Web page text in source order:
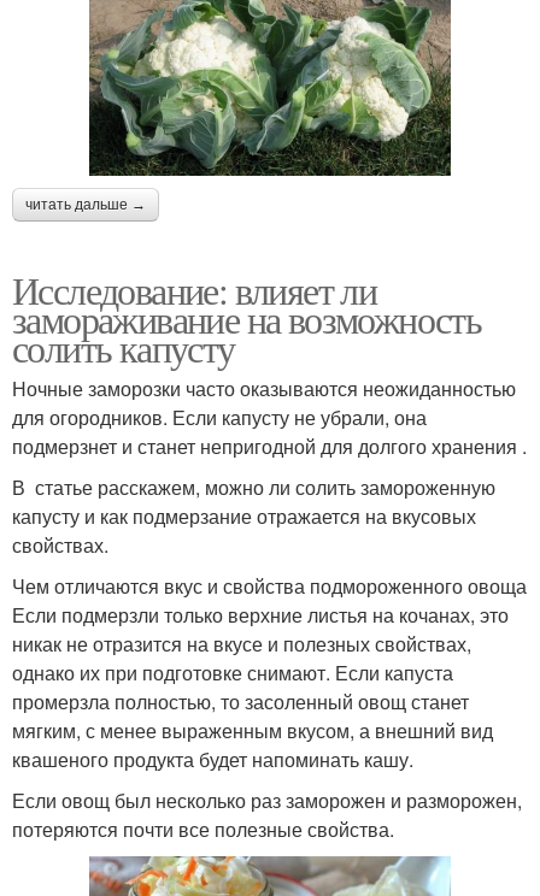
читать дальше →
Исследование: влияет ли
замораживание на возможность
солить капусту
Ночные заморозки часто оказываются неожиданностью
для огородников. Если капусту не убрали, она
подмерзнет и станет непригодной для долгого хранения .
В статье расскажем, можно ли солить замороженную
капусту и как подмерзание отражается на вкусовых
свойствах.
Чем отличаются вкус и свойства подмороженного овоща
Если подмерзли только верхние листья на кочанах, это
никак не отразится на вкусе и полезных свойствах,
однако их при подготовке снимают. Если капуста
промерзла полностью, то засоленный овощ станет
мягким, с менее выраженным вкусом, а внешний вид
квашеного продукта будет напоминать кашу.
Если овощ был несколько раз заморожен и разморожен,
потеряются почти все полезные свойства.